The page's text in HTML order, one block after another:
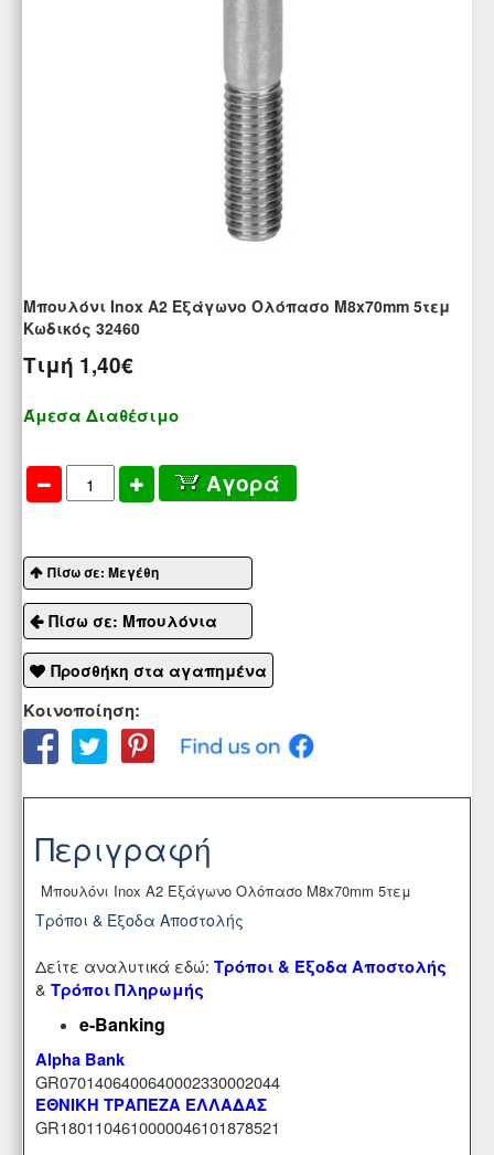
Μπουλόνι Inox A2 Εξάγωνο Ολόπασο M8x70mm 5τεμ
Kωδικός 32460
Τιμή 1,40€
Άμεσα Διαθέσιμο
Αγορά
Πίσω σε: Μεγέθη
Πίσω σε: Μπουλόνια
Προσθήκη στα αγαπημένα
Κοινοποίηση:
Περιγραφή
Μπουλόνι Inox A2 Εξάγωνο Ολόπασο M8x70mm 5τεμ
Τρόποι & Έξοδα Αποστολής
Δείτε αναλυτικά εδώ: Τρόποι & Έξοδα Αποστολής
& Τρόποι Πληρωμής
e-Banking
Alpha Bank
GR0701406400640002330002044
ΕΘΝΙΚΗ ΤΡΑΠΕΖΑ ΕΛΛΑΔΑΣ
GR1801104610000046101878521